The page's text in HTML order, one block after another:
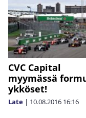
CVC Capital
myymässä
ykköset!
Late | 10.08.2016 16:16